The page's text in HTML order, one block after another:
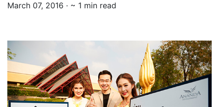
March 07, 2016 · ~ 1 min read